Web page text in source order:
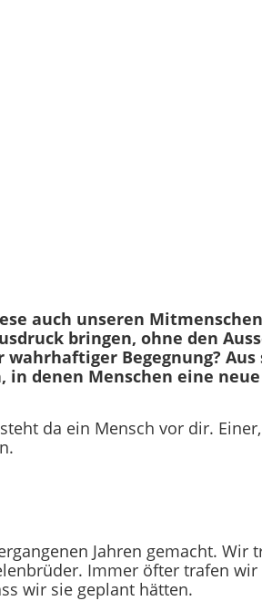
auch unseren
bringen, ohne den
Begegnung?
denen Menschen eine
da ein Mensch vor dir.
Jahren gemacht.
Immer öfter trafen
wir sie geplant hätten.